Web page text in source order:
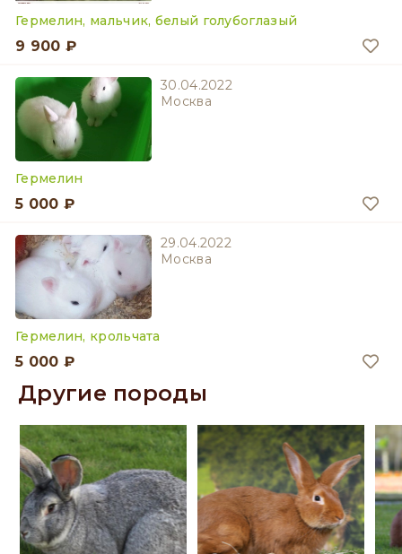
Гермелин, мальчик, белый голубоглазый
9 900 ₽
30.04.2022
Москва
Гермелин
5 000 ₽
29.04.2022
Москва
Гермелин, крольчата
5 000 ₽
Другие породы